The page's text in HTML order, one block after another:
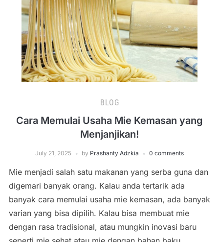
BLOG
Cara Memulai Usaha Mie Kemasan yang
Menjanjikan!
July 21, 2025 by Prashanty Adzkia 0 comments
Mie menjadi salah satu makanan yang serba guna dan
digemari banyak orang. Kalau anda tertarik ada
banyak cara memulai usaha mie kemasan, ada banyak
varian yang bisa dipilih. Kalau bisa membuat mie
dengan rasa tradisional, atau mungkin inovasi baru